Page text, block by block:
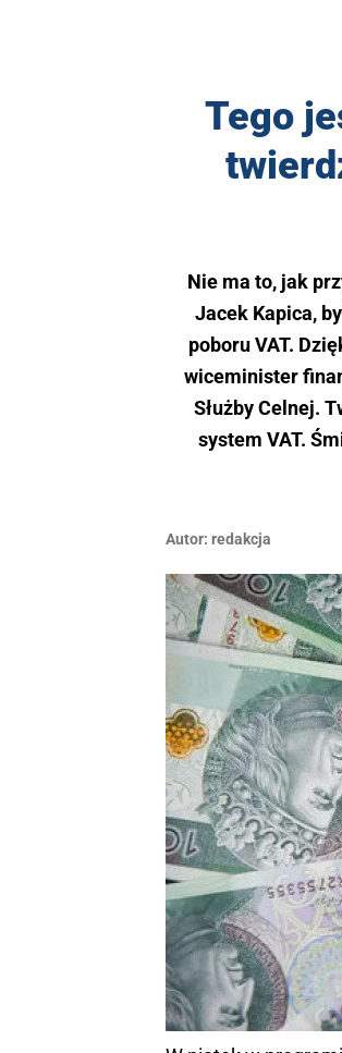
Tego
Nie ma to, jak
Jacek Kapica,
poboru VAT.
wiceminister
Służby Celnej.
system VAT.
Autor: redakcja